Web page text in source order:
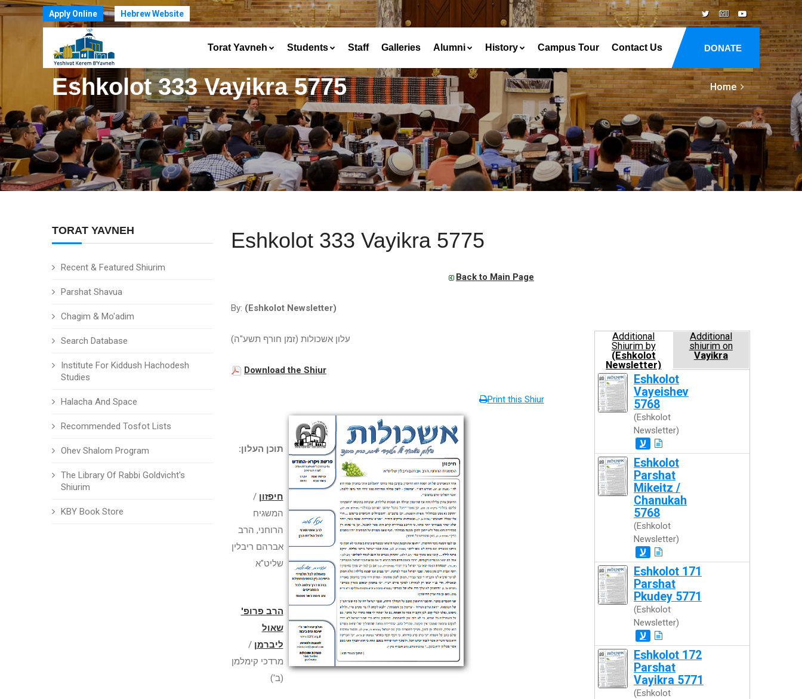
Apply Online Hebrew Website
DONATE
Torat Yavneh Students Staff Galleries Alumni History Campus Tour Contact Us
Eshkolot 333 Vayikra 5775 Home
TORAT YAVNEH
Recent & Featured Shiurim
Parshat Shavua
Chagim & Mo'adim
Search Database
Institute For Kiddush Hachodesh
Studies
Halacha And Space
Recommended Tosfot Lists
Ohev Shalom Program
The Library Of Rabbi Goldvicht's
Shiurim
KBY Book Store
Eshkolot 333 Vayikra 5775
Back to Main Page
By: (Eshkolot Newsletter)
עלון אשכולות (זמן חורף תשע"ה)
Download the Shiur
Print this Shiur
תוכן העלון:
חיפזון /
המשגיח
הרוחני, הרב
אברהם ריבלין
שליט"א
הרב פרופ'
שאול
ליברמן /
מרדכי קימלמן
(ב')
Additional
Shiurim by
(Eshkolot
Newsletter)
Additional
shiurim on
Vayikra
Eshkolot
Vayeishev
5768
(Eshkolot
Newsletter)
ע
Eshkolot
Parshat
Mikeitz /
Chanukah
5768
(Eshkolot
Newsletter)
ע
Eshkolot 171
Parshat
Pkudey 5771
(Eshkolot
Newsletter)
ע
Eshkolot 172
Parshat
Vayikra 5771
(Eshkolot